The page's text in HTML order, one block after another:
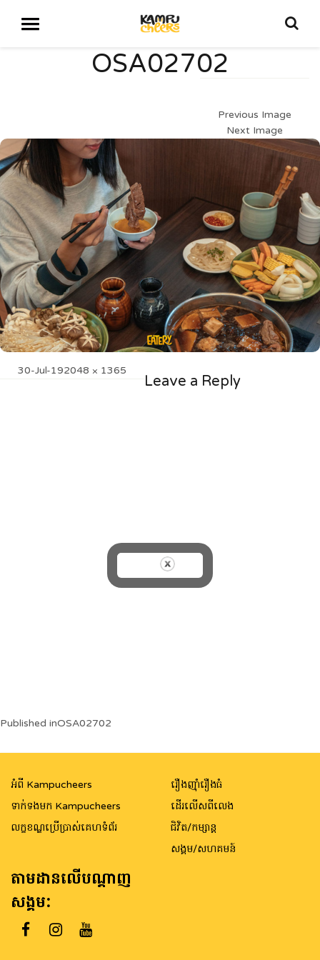
OSA02702
Previous Image
Next Image
Posted
30-Jul-19Full
2048 × 1365
Leave a Reply
Post
navigation
Published inOSA02702
អំពី Kampucheers
ទាក់ទងមក Kampucheers
លក្ខខណ្ឌប្រើប្រាស់គេហទំព័រ
រឿងញ៉ាំរឿងធំ
ដើរលើសពីលេង
ជិវិត/កម្សាន្ត
សង្គម/សហគមន៍
តាមដានលើបណ្តាញ
សង្គម: